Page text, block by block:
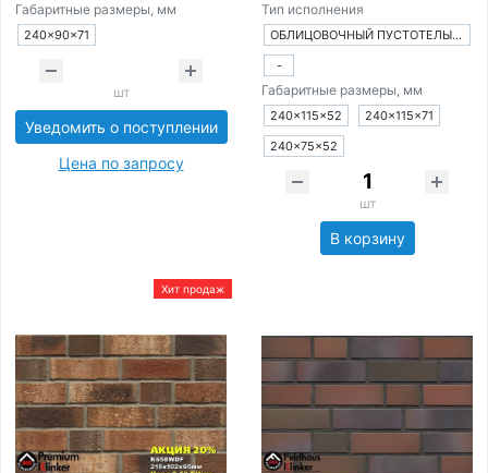
Габаритные размеры, мм
240×90×71
шт
Уведомить о поступлении
Цена по запросу
Тип исполнения
ОБЛИЦОВОЧНЫЙ ПУСТОТЕЛЫЙ КИРПИЧ
-
Габаритные размеры, мм
240×115×52
240×115×71
240×75×52
шт
В корзину
Хит продаж